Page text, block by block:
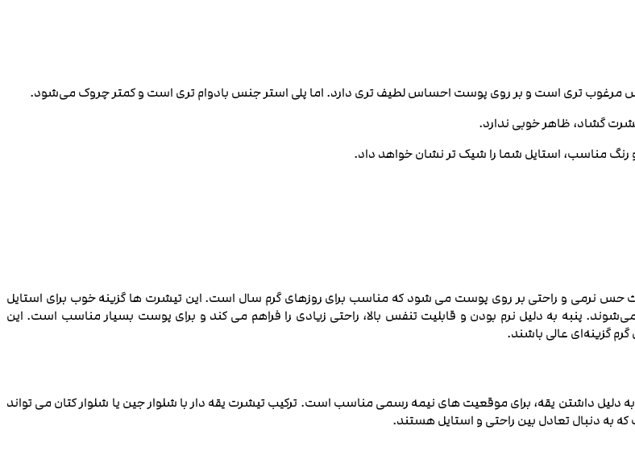
مرغوب‌ تری است و بر روی پوست احساس لطیف‌ تری دارد. اما پلی استر جنس بادوام‌ تری است و کمتر چروک می‌شود.
گشاد، ظاهر خوبی ندارد.
مناسب، استایل شما را شیک‌ تر نشان خواهد داد.
حس نرمی و راحتی بر روی پوست می ‌شود که مناسب برای روزهای گرم سال است. این تیشرت ‌ها گزینه خوب برای استایل
پنبه به دلیل نرم بودن و قابلیت تنفس بالا، راحتی زیادی را فراهم می‌ کند و برای پوست بسیار مناسب است. این
گزینه‌ای عالی باشند.
داشتن یقه، برای موقعیت های نیمه رسمی مناسب است. ترکیب تیشرت یقه دار با شلوار جین یا شلوار کتان می‌ تواند
به دنبال تعادل بین راحتی و استایل هستند.